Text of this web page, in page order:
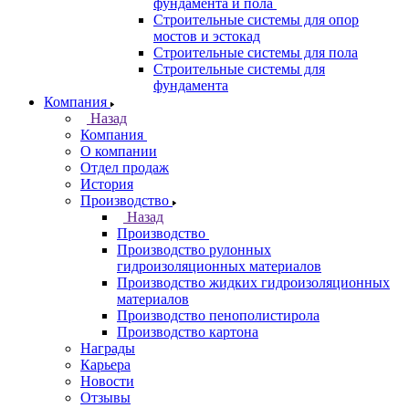
фундамента и пола
Строительные системы для опор
мостов и эстокад
Строительные системы для пола
Строительные системы для
фундамента
Компания
Назад
Компания
О компании
Отдел продаж
История
Производство
Назад
Производство
Производство рулонных
гидроизоляционных материалов
Производство жидких гидроизоляционных
материалов
Производство пенополистирола
Производство картона
Награды
Карьера
Новости
Отзывы